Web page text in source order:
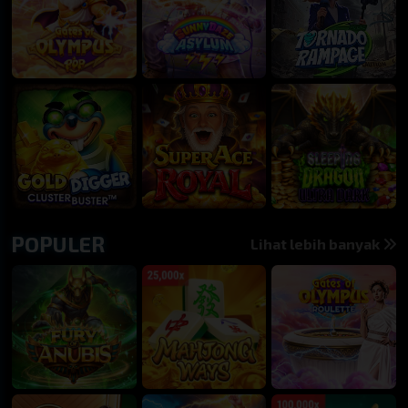
46 : 11 : 53 00 : 16 : 53
SINGAPORE
5102
18 : 31 : 53
SYDNEY POOLS
2413
14 : 36 : 53
HONGKONG POOLS
9943
TUTUP
SYDNEY LOTTO
1377
14 : 36 : 53
HONGKONG LOTTO
6011
00 : 01 : 53
TOTOMACAU 13:00
0342
13 : 46 : 53
TOTOMACAU 16:00 TOTOMACAU 19:00
POPULER Lihat lebih banyak